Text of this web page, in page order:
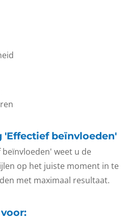
'Effectief beïnvloeden'
weet u de
op het juiste moment in te
met maximaal resultaat.
voor: